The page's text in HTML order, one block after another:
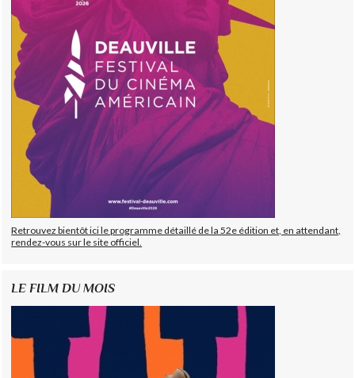
Retrouvez bientôt ici le programme détaillé de la 52e édition et, en attendant,
rendez-vous sur le site officiel.
LE FILM DU MOIS